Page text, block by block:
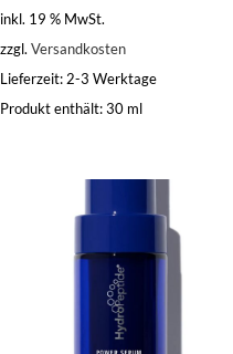
inkl. 19 % MwSt.
zzgl. Versandkosten
Lieferzeit: 2-3 Werktage
Produkt enthält: 30 ml